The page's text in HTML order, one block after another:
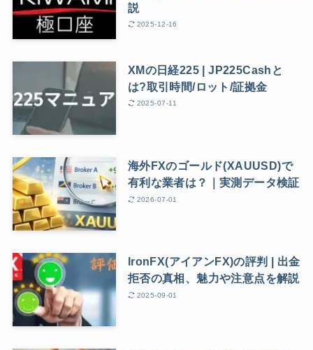
説
2025-12-16
XMの日経225 | JP225Cashと
は?取引時間/ロット/証拠金
2025-07-11
海外FXのゴールド(XAUUSD)で
有利な業者は？｜実測データ検証
2026-07-01
IronFX(アイアンFX)の評判 | 出金
拒否の真相、魅力や注意点を解説
2025-09-01